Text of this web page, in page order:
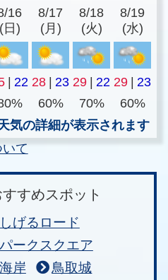
16
(日)
8/17
(月)
8/18
(火)
8/19
(水)
22 28 23 29 22 29
23
60% 70%
60%
気の詳細が表示されます
て
すめスポット
げるロード
ークスクエア
岸
鳥取城